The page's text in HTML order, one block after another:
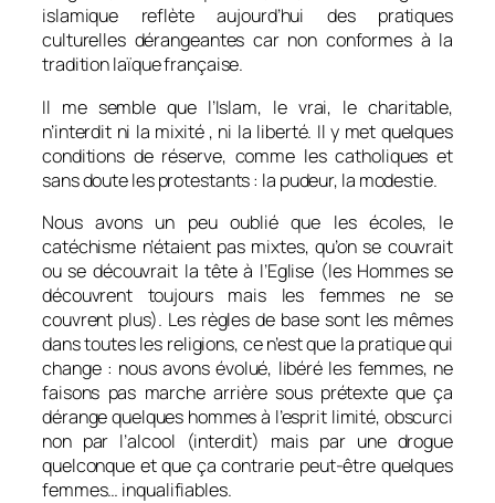
islamique reflète aujourd’hui des pratiques
culturelles dérangeantes car non conformes à la
tradition laïque française.
Il me semble que l’Islam, le vrai, le charitable,
n’interdit ni la mixité , ni la liberté. Il y met quelques
conditions de réserve, comme les catholiques et
sans doute les protestants : la pudeur, la modestie.
Nous avons un peu oublié que les écoles, le
catéchisme n’étaient pas mixtes, qu’on se couvrait
ou se découvrait la tête à l’Eglise (les Hommes se
découvrent toujours mais les femmes ne se
couvrent plus). Les règles de base sont les mêmes
dans toutes les religions, ce n’est que la pratique qui
change : nous avons évolué, libéré les femmes, ne
faisons pas marche arrière sous prétexte que ça
dérange quelques hommes à l’esprit limité, obscurci
non par l’alcool (interdit) mais par une drogue
quelconque et que ça contrarie peut-être quelques
femmes… inqualifiables.